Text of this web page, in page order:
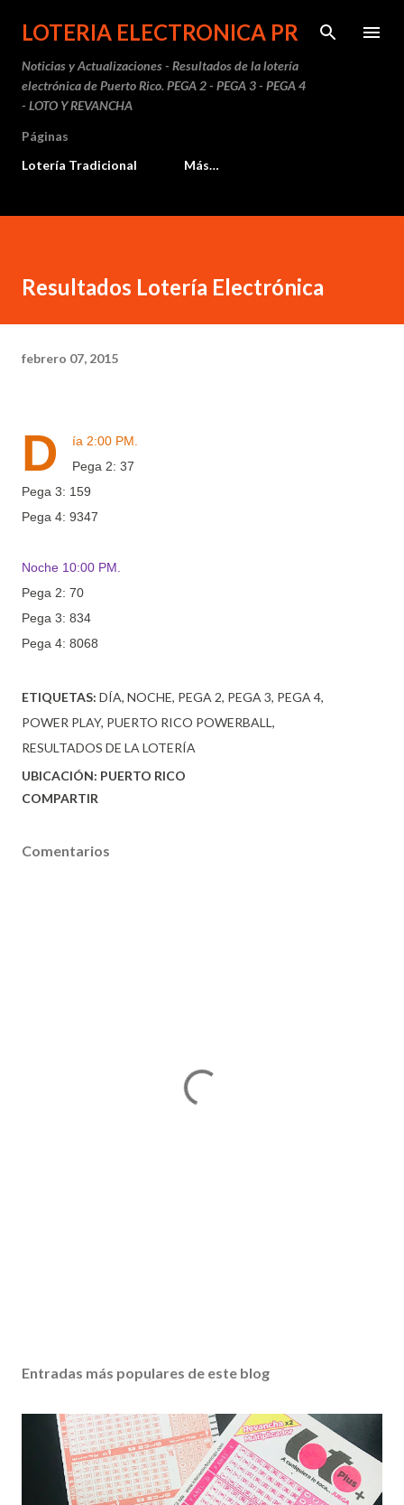
Ir al contenido principal
LOTERIA ELECTRONICA PR
Noticias y Actualizaciones - Resultados de la lotería
electrónica de Puerto Rico. PEGA 2 - PEGA 3 - PEGA 4
- LOTO Y REVANCHA
Páginas
Lotería Tradicional
Más…
Resultados Lotería Electrónica
febrero 07, 2015
D
ía 2:00 PM.
Pega 2: 37
Pega 3: 159
Pega 4: 9347
Noche 10:00 PM.
Pega 2: 70
Pega 3: 834
Pega 4: 8068
ETIQUETAS: DÍA NOCHE PEGA 2 PEGA 3 PEGA 4
POWER PLAY PUERTO RICO POWERBALL
RESULTADOS DE LA LOTERÍA
UBICACIÓN: PUERTO RICO
COMPARTIR
Comentarios
Entradas más populares de este blog